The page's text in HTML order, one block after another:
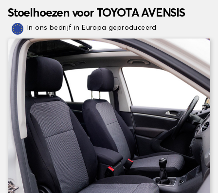
Stoelhoezen voor TOYOTA AVENSIS
In ons bedrijf in Europa geproduceerd